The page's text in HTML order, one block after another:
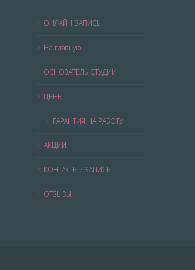
ОНЛАЙН-ЗАПИСЬ
На главную
ОСНОВАТЕЛЬ СТУДИИ
ЦЕНЫ
ГАРАНТИЯ НА РАБОТУ
АКЦИИ
КОНТАКТЫ / ЗАПИСЬ
ОТЗЫВЫ